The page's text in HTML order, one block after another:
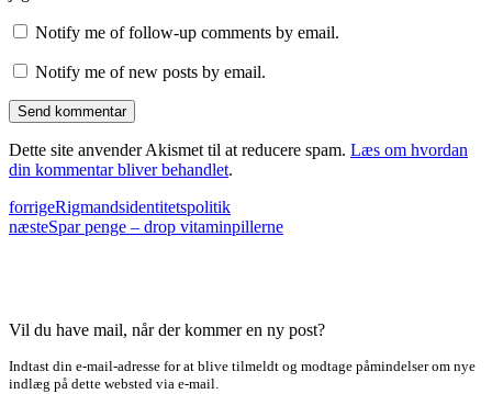
Notify me of follow-up comments by email.
Notify me of new posts by email.
Dette site anvender Akismet til at reducere spam. Læs om hvordan
din kommentar bliver behandlet.
forrigeRigmandsidentitetspolitik
næsteSpar penge – drop vitaminpillerne
Vil du have mail, når der kommer en ny post?
Indtast din e-mail-adresse for at blive tilmeldt og modtage påmindelser om nye
indlæg på dette websted via e-mail.